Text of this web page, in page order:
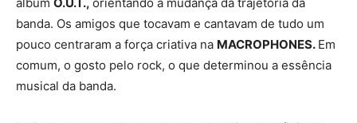
banda. Os amigos que tocavam e cantavam de tudo um
pouco centraram a força criativa na MACROPHONES. Em
comum, o gosto pelo rock, o que determinou a essência
musical da banda.